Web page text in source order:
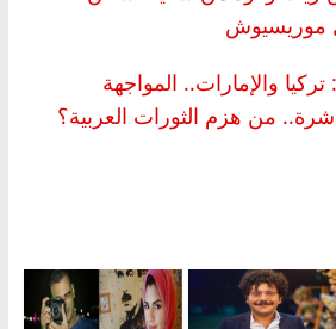
موريسيوش
والإمارات.. المواجهة
من هزم الثورات العربية؟